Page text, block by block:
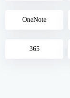
OneNote
365